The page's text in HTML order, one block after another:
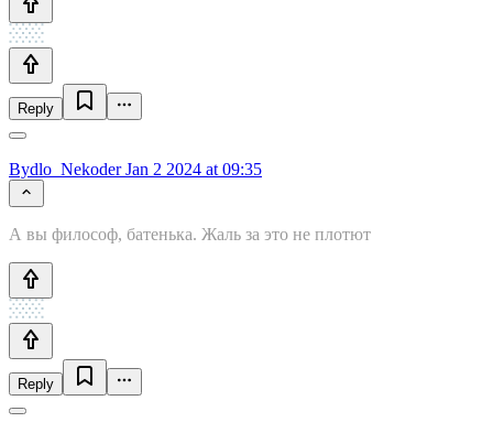
Reply
Bydlo_NekoderJan 2 2024 at 09:35
А вы философ, батенька. Жаль за это не плотют
Reply